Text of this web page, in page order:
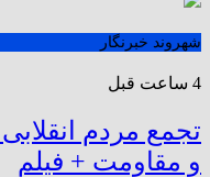
شهروند خبرنگار
4 ساعت قبل
تجمع مردم
و مقاومت + فیلم